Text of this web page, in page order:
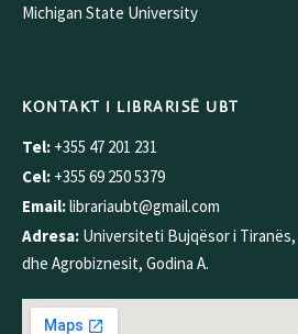
Michigan State University
KONTAKT I LIBRARISË UBT
Tel: +355 47 201 231
Cel: +355 69 250 5379
Email:librariaubt@gmail.com
Adresa: Universiteti Bujqësor i
dhe Agrobiznesit, Godina A.